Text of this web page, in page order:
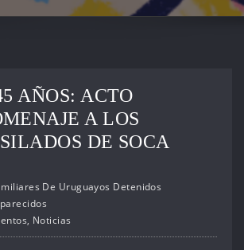
AÑOS: ACTO
A LOS
DE SOCA
De Uruguayos Detenidos
, Noticias